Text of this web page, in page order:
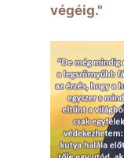
végéig."